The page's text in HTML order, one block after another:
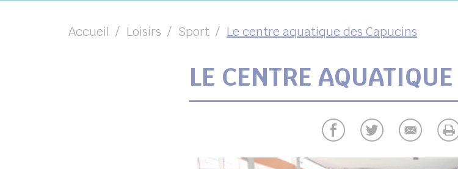
Accueil Loisirs Sport Le centre aquatique des Capucins
LE CENTRE